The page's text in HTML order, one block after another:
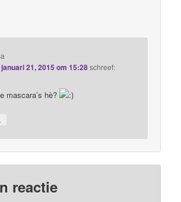
januari 21, 2015 om 15:28schreef:
mascara’s hè?
reactie